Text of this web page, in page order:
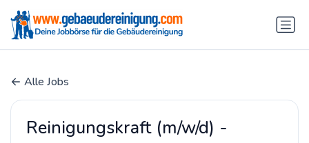
Alle Jobs
Reinigungskraft (m/w/d) -